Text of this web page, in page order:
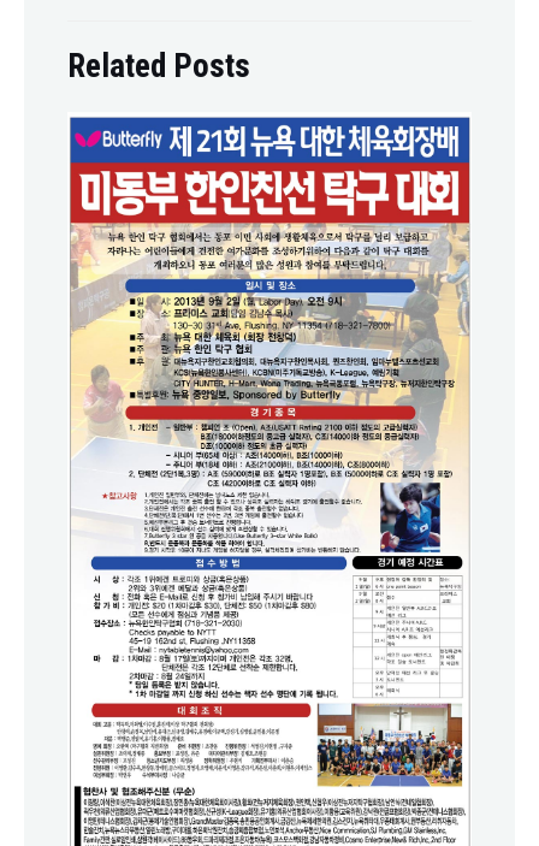
Related Posts